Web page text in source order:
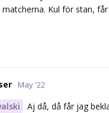
matcherna. Kul för stan,
May '22
Aj då, då får jag